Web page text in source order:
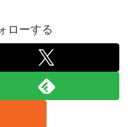
ローする